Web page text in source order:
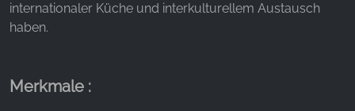
internationaler Küche und interkulturellem Austausch
haben.
Merkmale :
Diese Informationen helfen uns zu verstehen, wie